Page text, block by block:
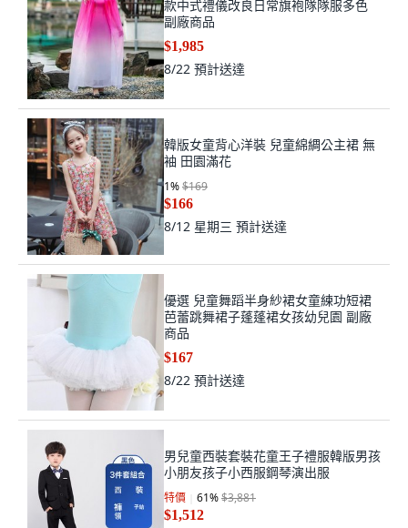
款中式禮儀改良日常旗袍隊隊服多色
副廠商品
$1,985
8/22 預計送達
韓版女童背心洋裝 兒童綿綢公主裙 無
袖 田園滿花
1%$169
$166
8/12 星期三 預計送達
優選 兒童舞蹈半身紗裙女童練功短裙
芭蕾跳舞裙子蓬蓬裙女孩幼兒園 副廠
商品
$167
8/22 預計送達
男兒童西裝套裝花童王子禮服韓版男孩
小朋友孩子小西服鋼琴演出服
特價 61%$3,881
$1,512